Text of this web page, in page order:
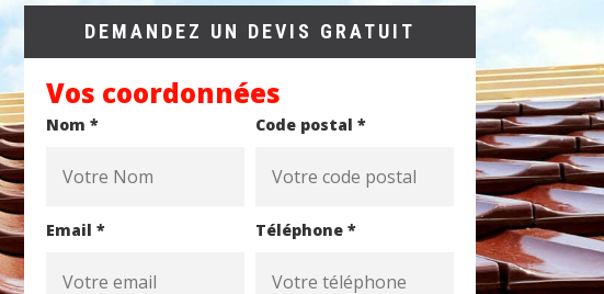
DEMANDEZ UN DEVIS GRATUIT
Vos coordonnées
Nom * Code postal *
Email * Téléphone *